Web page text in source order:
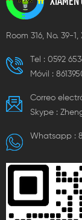
Room 316, No. 39-
Tel : 0592
Móvil :
Correo
Skype :
Whatsapp :